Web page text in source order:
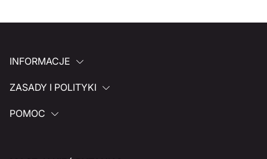
INFORMACJE
ZASADY I POLITYKI
POMOC